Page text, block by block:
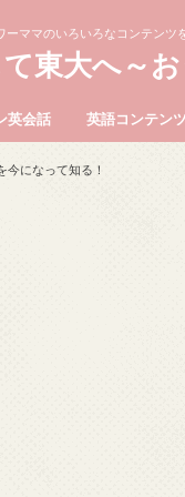
ーママのいろいろなコンテンツ
東大へ～
英会話 英語コンテンツ
になって知る！